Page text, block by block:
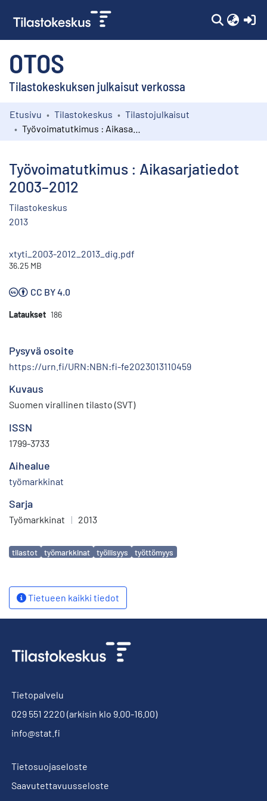
OTOS
Tilastokeskuksen julkaisut verkossa
Kokoelmat
Etusivu Tilastokeskus
Tilastojulkaisut
Työvoimatutkimus : Aikasarjatiedot
2003–2012
Tilastokeskus
2013
xtyti_2003-2012_2013_dig.pdf
36.25 MB
CC BY 4.0
Lataukset 186
Pysyvä osoite
https://urn.fi/URN:NBN:fi-fe2023013110459
Kuvaus
Suomen virallinen tilasto (SVT)
ISSN
1799-3733
Aihealue
työmarkkinat
Sarja
Työmarkkinat | 2013
Avainsanat
tilastot työmarkkinat työllisyys työttömyys
Tietueen kaikki tiedot
Tietopalvelu
029 551 2220 (arkisin klo 9.00-16.00)
info@stat.fi
Tietosuojaseloste
Saavutettavuusseloste